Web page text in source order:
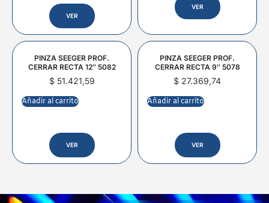
VER
VER
PINZA SEEGER PROF.
CERRAR RECTA 12″ 5082
$51.421,59
Añadir al carrito
VER
PINZA SEEGER PROF.
CERRAR RECTA 9″ 5078
$ 27.369,74
Añadir al carrito
VER